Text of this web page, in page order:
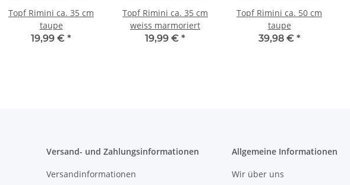
Topf Rimini ca. 35 cm
taupe
19,99 € *
Topf Rimini ca. 35 cm
weiss marmoriert
19,99 € *
Topf Rimini ca. 50 cm
taupe
39,98 € *
Versand- und Zahlungsinformationen
Versandinformationen
Allgemeine Informationen
Wir über uns